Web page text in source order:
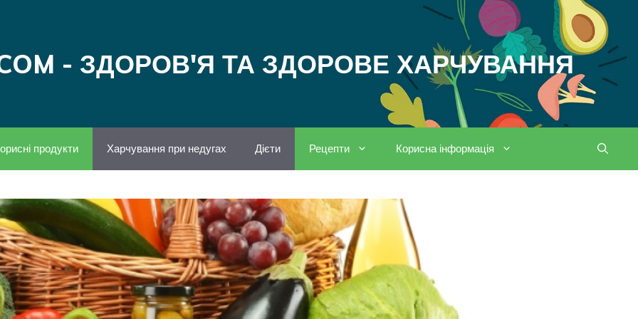
- ЗДОРОВ'Я ТА ЗДОРОВЕ ХАРЧУВАННЯ
продукти Харчування при недугах Дієти Рецепти Корисна інформація